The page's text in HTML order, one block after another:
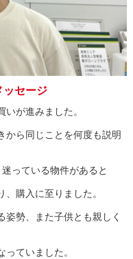
セージ
が進みました。
から同じことを何度も説明
っている物件があると
購入に至りました。
勢、また子供とも親しく
ていました。